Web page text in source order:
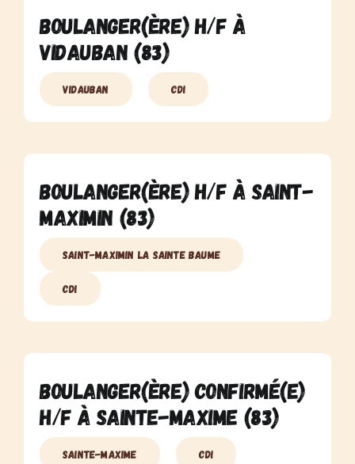
Boulanger(ère) H/F à
Vidauban (83)
Vidauban CDI
Boulanger(ère) H/F à Saint-
Maximin (83)
Saint-Maximin la Sainte Baume
CDI
Boulanger(ère) Confirmé(e)
H/F à Sainte-Maxime (83)
Sainte-Maxime CDI